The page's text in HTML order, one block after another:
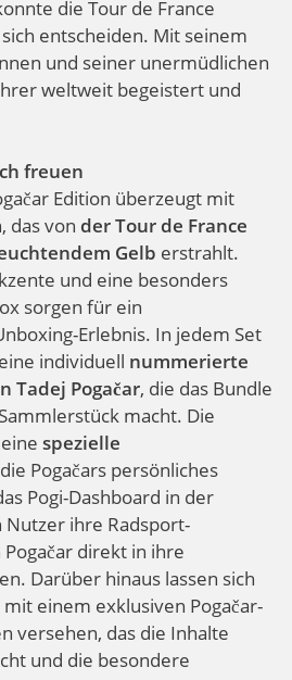
die Tour de France
entscheiden. Mit seinem
und seiner unermüdlichen
weltweit begeistert und
freuen
Edition überzeugt mit
das von der Tour de France
Gelb erstrahlt.
und eine besonders
sorgen für ein
Erlebnis. In jedem Set
individuell nummerierte
Tadej Pogačar, die das Bundle
macht. Die
spezielle
Pogačars persönliches
Pogi-Dashboard in der
ihre Radsport-
direkt in ihre
Darüber hinaus lassen sich
einem exklusiven Pogačar-
versehen, das die Inhalte
und die besondere